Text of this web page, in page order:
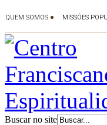
Buscar no site